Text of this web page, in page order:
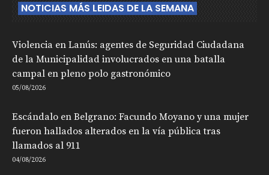
NOTICIAS MÁS LEIDAS DE LA SEMANA
Violencia en Lanús: agentes de Seguridad Ciudadana
de la Municipalidad involucrados en una batalla
campal en pleno polo gastronómico
05/08/2026
Escándalo en Belgrano: Facundo Moyano y una mujer
fueron hallados alterados en la vía pública tras
llamados al 911
04/08/2026